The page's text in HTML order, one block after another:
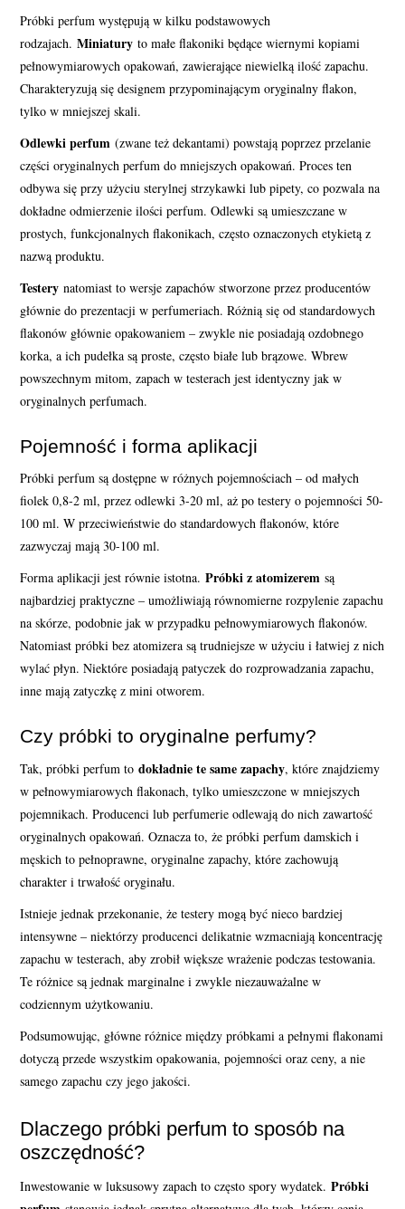
Próbki perfum występują w kilku podstawowych
rodzajach.Miniatury to małe flakoniki będące wiernymi kopiami
pełnowymiarowych opakowań, zawierające niewielką ilość zapachu.
Charakteryzują się designem przypominającym oryginalny flakon,
tylko w mniejszej skali.
Odlewki perfum (zwane też dekantami) powstają poprzez przelanie
części oryginalnych perfum do mniejszych opakowań. Proces ten
odbywa się przy użyciu sterylnej strzykawki lub pipety, co pozwala na
dokładne odmierzenie ilości perfum. Odlewki są umieszczane w
prostych, funkcjonalnych flakonikach, często oznaczonych etykietą z
nazwą produktu.
Testery natomiast to wersje zapachów stworzone przez producentów
głównie do prezentacji w perfumeriach. Różnią się od standardowych
flakonów głównie opakowaniem – zwykle nie posiadają ozdobnego
korka, a ich pudełka są proste, często białe lub brązowe. Wbrew
powszechnym mitom, zapach w testerach jest identyczny jak w
oryginalnych perfumach.
Pojemność i forma aplikacji
Próbki perfum są dostępne w różnych pojemnościach – od małych
fiolek 0,8-2 ml, przez odlewki 3-20 ml, aż po testery o pojemności 50-
100 ml. W przeciwieństwie do standardowych flakonów, które
zazwyczaj mają 30-100 ml.
Forma aplikacji jest równie istotna.Próbki z atomizerem są
najbardziej praktyczne – umożliwiają równomierne rozpylenie zapachu
na skórze, podobnie jak w przypadku pełnowymiarowych flakonów.
Natomiast próbki bez atomizera są trudniejsze w użyciu i łatwiej z nich
wylać płyn. Niektóre posiadają patyczek do rozprowadzania zapachu,
inne mają zatyczkę z mini otworem.
Czy próbki to oryginalne perfumy?
Tak, próbki perfum todokładnie te same zapachy, które znajdziemy
w pełnowymiarowych flakonach, tylko umieszczone w mniejszych
pojemnikach. Producenci lub perfumerie odlewają do nich zawartość
oryginalnych opakowań. Oznacza to, że próbki perfum damskich i
męskich to pełnoprawne, oryginalne zapachy, które zachowują
charakter i trwałość oryginału.
Istnieje jednak przekonanie, że testery mogą być nieco bardziej
intensywne – niektórzy producenci delikatnie wzmacniają koncentrację
zapachu w testerach, aby zrobił większe wrażenie podczas testowania.
Te różnice są jednak marginalne i zwykle niezauważalne w
codziennym użytkowaniu.
Podsumowując, główne różnice między próbkami a pełnymi flakonami
dotyczą przede wszystkim opakowania, pojemności oraz ceny, a nie
samego zapachu czy jego jakości.
Dlaczego próbki perfum to sposób na
oszczędność?
Inwestowanie w luksusowy zapach to często spory wydatek.Próbki